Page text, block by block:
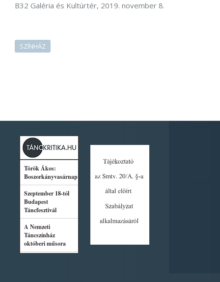
B32 Galéria és Kultúrtér, 2019. november 8.
SZÍNHÁZ